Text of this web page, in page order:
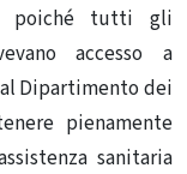
poiché tutti gli
accesso a
Dipartimento dei
pienamente
sanitaria